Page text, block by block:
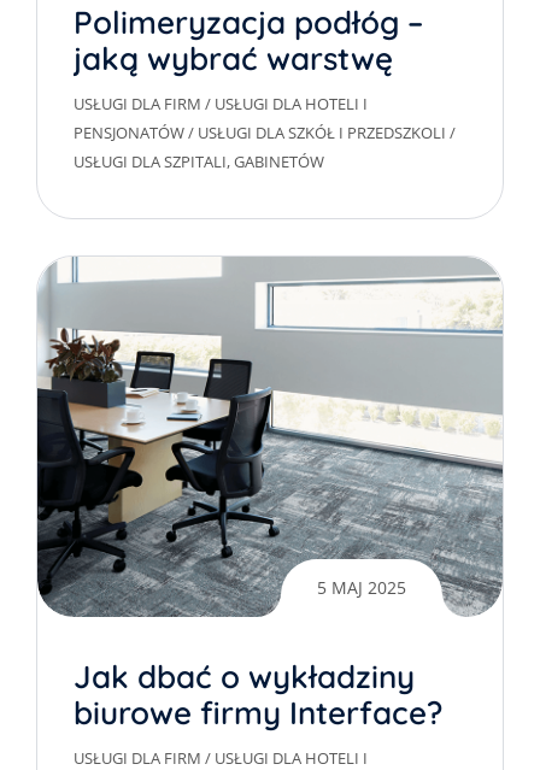
Polimeryzacja podłóg –
jaką wybrać warstwę
ochronną?
USŁUGI DLA FIRM / USŁUGI DLA HOTELI I
PENSJONATÓW/ USŁUGI DLA SZKÓŁ I PRZEDSZKOLI /
USŁUGI DLA SZPITALI, GABINETÓW
5 MAJ 2025
Jak dbać o wykładziny
biurowe firmy Interface?
USŁUGI DLA FIRM / USŁUGI DLA HOTELI I